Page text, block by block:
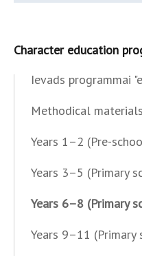
Character education
Ievads programmai
Methodical
Years 1–2 (Pre-
Years 3–5 (Primary
Years 6–8 (Primary
Years 9–11 (Primary